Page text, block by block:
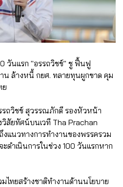
วันแรก "อรรถวิชช์" ชู ฟื้นฟู
น ล้างหนี้ กยศ. ทลายทุนผูกขาด คุม
ย
ถวิชช์ สุวรรณภักดี รองหัวหน้า
สัยทัศน์บนเวที Tha Prachan
แนวทางการทำงานของพรรครวม
ะดำเนินการในช่วง 100 วันแรกหาก
ไทยสร้างชาติทำงานด้านนโยบาย